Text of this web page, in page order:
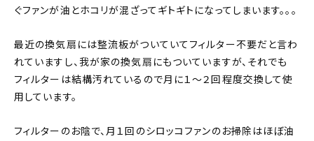
ぐファンが油とホコリが混ざってギトギトになってしまいます。。。
最近の換気扇には整流板がついていてフィルター不要だと言わ
れていますし、我が家の換気扇にもついていますが、それでも
フィルターは結構汚れているので月に１～２回程度交換して使
用しています。
フィルターのお陰で、月１回のシロッコファンのお掃除はほぼ油